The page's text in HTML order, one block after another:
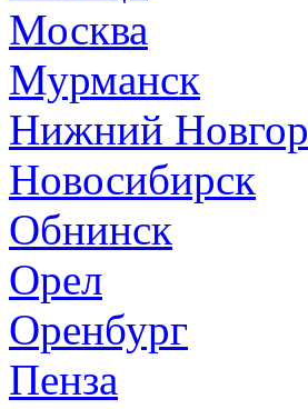
Москва
Мурманск
Нижний
Новосибирск
Обнинск
Орел
Оренбург
Пенза